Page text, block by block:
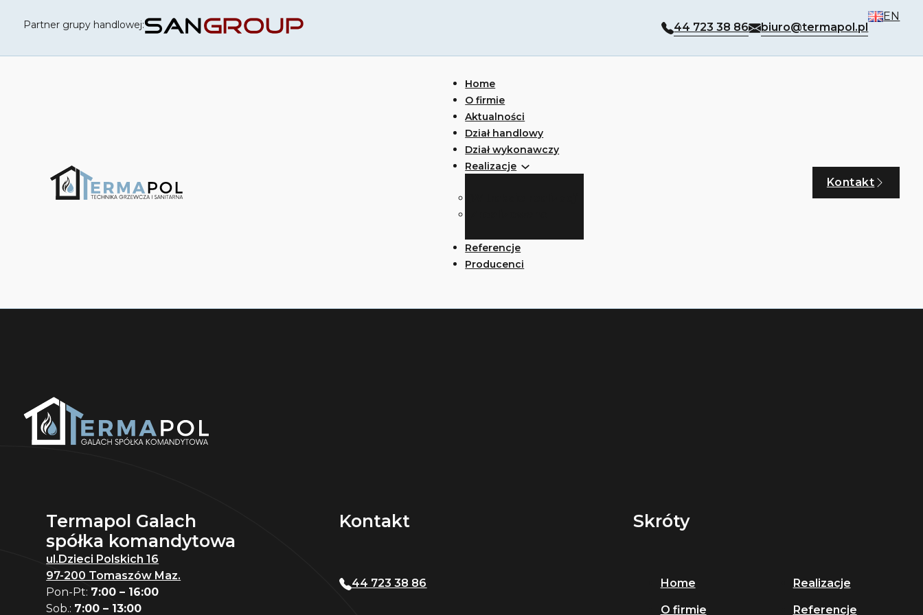
Partner grupy handlowej: 44 723 38 86 biuro@termapol.pl
EN
Home
O firmie
Aktualności
Dział handlowy
Dział wykonawczy
Realizacje
Referencje
Producenci
Kontakt
Termapol Galach
spółka komandytowa
ul.Dzieci Polskich 16
97-200 Tomaszów Maz.
Pon-Pt: 7:00 – 16:00
Sob.: 7:00 – 13:00
Kontakt
44 723 38 86
Skróty
Home
O firmie
Realizacje
Referencje